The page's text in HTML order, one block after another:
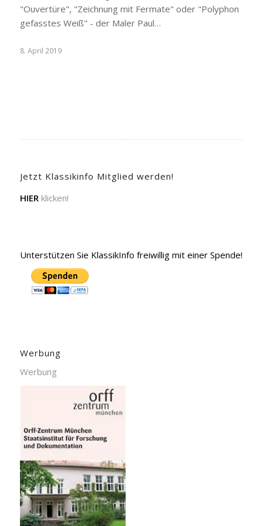
"Ouvertüre", "Zeichnung mit Fermate" oder "Polyphon
gefasstes Weiß" - der Maler Paul…
8. April 2019
Jetzt Klassikinfo Mitglied werden!
HIER klicken!
Unterstützen Sie KlassikInfo freiwillig mit einer Spende!
Werbung
Werbung